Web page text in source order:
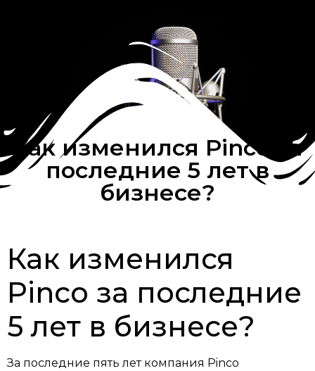
Как изменился Pinco за
последние 5 лет в
бизнесе?
Как изменился
Pinco за последние
5 лет в бизнесе?
За последние пять лет компания Pinco